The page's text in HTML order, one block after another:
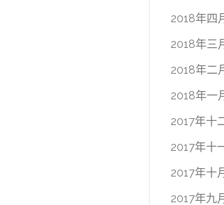
2018年四
2018年三
2018年二
2018年一
2017年十
2017年十
2017年十
2017年九